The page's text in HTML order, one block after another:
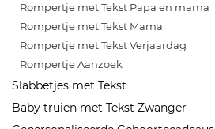
Rompertje met Tekst Papa en mama
Rompertje met Tekst Mama
Rompertje met Tekst Verjaardag
Rompertje Aanzoek
Slabbetjes met Tekst
Baby truien met Tekst Zwanger